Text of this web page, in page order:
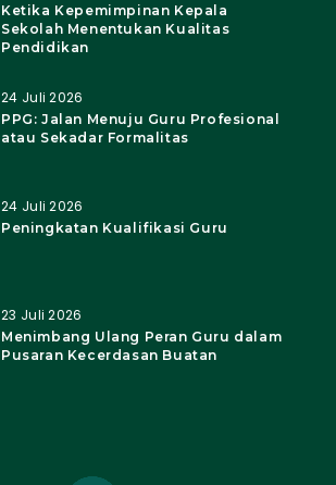
Ketika Kepemimpinan Kepala
Sekolah Menentukan Kualitas
Pendidikan
24 Juli 2026
PPG: Jalan Menuju Guru Profesional
atau Sekadar Formalitas
24 Juli 2026
Peningkatan Kualifikasi Guru
23 Juli 2026
Menimbang Ulang Peran Guru dalam
Pusaran Kecerdasan Buatan